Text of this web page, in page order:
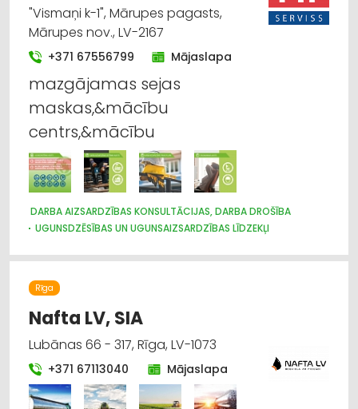
"Vismaņi k-1", Mārupes pagasts,
Mārupes nov., LV-2167
+371 67556799 Mājaslapa
mazgājamas sejas
maskas,&mācību
centrs,&mācību
DARBA AIZSARDZĪBAS KONSULTĀCIJAS, DARBA DROŠĪBA
UGUNSDZĒSĪBAS UN UGUNSAIZSARDZĪBAS LĪDZEKĻI
Rīga
Nafta LV, SIA
Lubānas 66 - 317, Rīga, LV-1073
+371 67113040 Mājaslapa